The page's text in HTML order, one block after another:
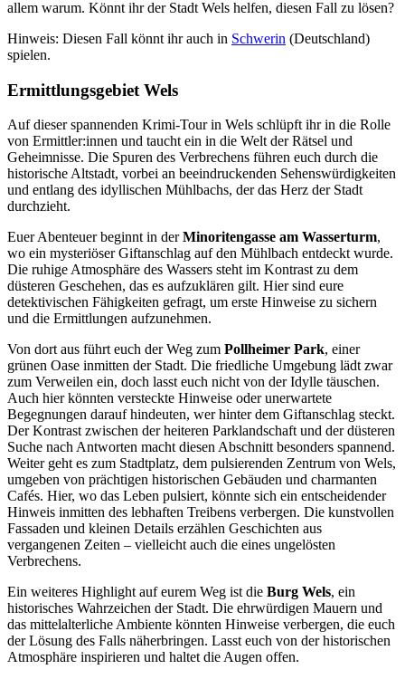
allem warum. Könnt ihr der Stadt Wels helfen, diesen Fall zu lösen?
Hinweis: Diesen Fall könnt ihr auch in Schwerin (Deutschland)
spielen.
Ermittlungsgebiet Wels
Auf dieser spannenden Krimi-Tour in Wels schlüpft ihr in die Rolle
von Ermittler:innen und taucht ein in die Welt der Rätsel und
Geheimnisse. Die Spuren des Verbrechens führen euch durch die
historische Altstadt, vorbei an beeindruckenden Sehenswürdigkeiten
und entlang des idyllischen Mühlbachs, der das Herz der Stadt
durchzieht.
Euer Abenteuer beginnt in derMinoritengasse am Wasserturm,
wo ein mysteriöser Giftanschlag auf den Mühlbach entdeckt wurde.
Die ruhige Atmosphäre des Wassers steht im Kontrast zu dem
düsteren Geschehen, das es aufzuklären gilt. Hier sind eure
detektivischen Fähigkeiten gefragt, um erste Hinweise zu sichern
und die Ermittlungen aufzunehmen.
Von dort aus führt euch der Weg zum Pollheimer Park, einer
grünen Oase inmitten der Stadt. Die friedliche Umgebung lädt zwar
zum Verweilen ein, doch lasst euch nicht von der Idylle täuschen.
Auch hier könnten versteckte Hinweise oder unerwartete
Begegnungen darauf hindeuten, wer hinter dem Giftanschlag steckt.
Der Kontrast zwischen der heiteren Parklandschaft und der düsteren
Suche nach Antworten macht diesen Abschnitt besonders spannend.
Weiter geht es zum Stadtplatz, dem pulsierenden Zentrum von Wels,
umgeben von prächtigen historischen Gebäuden und charmanten
Cafés. Hier, wo das Leben pulsiert, könnte sich ein entscheidender
Hinweis inmitten des lebhaften Treibens verbergen. Die kunstvollen
Fassaden und kleinen Details erzählen Geschichten aus
vergangenen Zeiten – vielleicht auch die eines ungelösten
Verbrechens.
Ein weiteres Highlight auf eurem Weg ist die Burg Wels, ein
historisches Wahrzeichen der Stadt. Die ehrwürdigen Mauern und
das mittelalterliche Ambiente könnten Hinweise verbergen, die euch
der Lösung des Falls näherbringen. Lasst euch von der historischen
Atmosphäre inspirieren und haltet die Augen offen.